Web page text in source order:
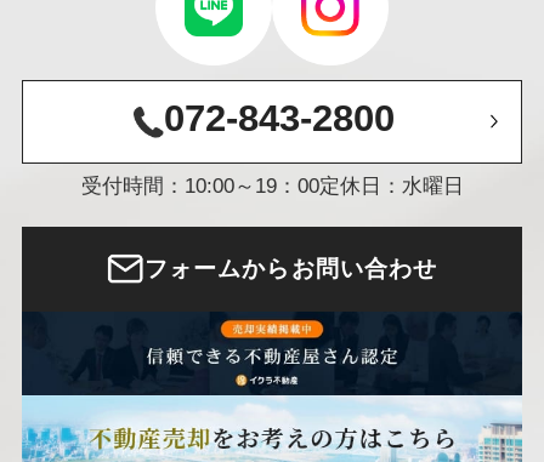
072-843-2800
受付時間：10:00～19：00定休日：水曜日
フォームからお問い合わせ